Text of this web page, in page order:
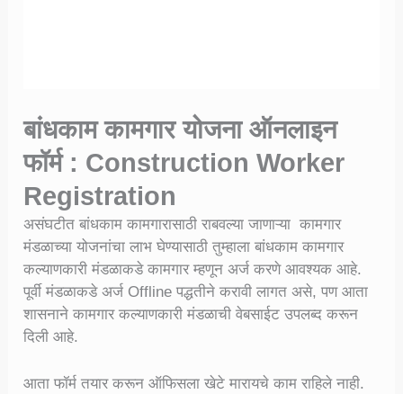
बांधकाम कामगार योजना ऑनलाइन
फॉर्म : Construction Worker
Registration
असंघटीत बांधकाम कामगारासाठी राबवल्या जाणाऱ्या कामगार
मंडळाच्या योजनांचा लाभ घेण्यासाठी तुम्हाला बांधकाम कामगार
कल्याणकारी मंडळाकडे कामगार म्हणून अर्ज करणे आवश्यक आहे.
पूर्वी मंडळाकडे अर्ज Offline पद्धतीने करावी लागत असे, पण आता
शासनाने कामगार कल्याणकारी मंडळाची वेबसाईट उपलब्द करून
दिली आहे.
आता फॉर्म तयार करून ऑफिसला खेटे मारायचे काम राहिले नाही.